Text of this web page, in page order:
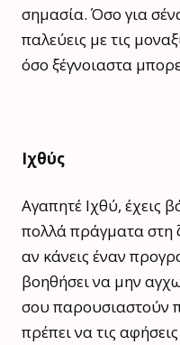
σημασία. Όσο για
παλεύεις με τις
όσο ξέγνοιαστα
Ιχθύς
Αγαπητέ Ιχθύ, έχεις
πολλά πράγματα στη
αν κάνεις έναν
βοηθήσει να μην
σου παρουσιαστούν
πρέπει να τις